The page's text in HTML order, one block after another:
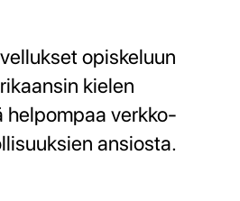
opiskeluun
kielen
helpompaa verkko-
ansiosta.